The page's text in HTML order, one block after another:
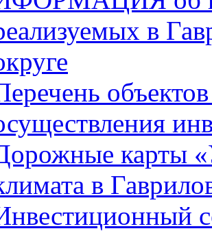
в
карты
в